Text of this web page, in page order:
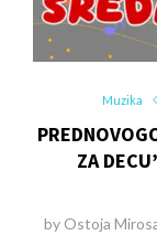
Muzika
ZA
by Ostoja